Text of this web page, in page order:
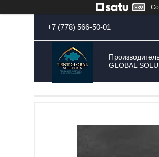
+7 (778) 566-50-01
GLOBAL